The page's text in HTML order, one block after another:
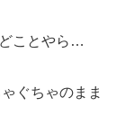
ことやら…
ぐちゃのまま